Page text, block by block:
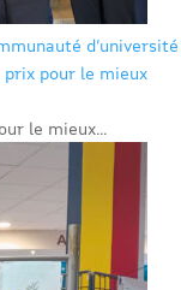
d’université
prix pour le mieux
le mieux...